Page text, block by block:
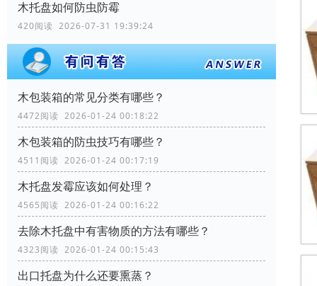
木托盘如何防虫防霉
420阅读 2026-07-31 19:39:24
木包装箱的常见分类有哪些？
4472阅读 2026-01-24 00:18:22
木包装箱的防虫技巧有哪些？
4511阅读 2026-01-24 00:17:19
木托盘发霉应该如何处理？
4565阅读 2026-01-24 00:16:22
去除木托盘中有害物质的方法有哪些？
4323阅读 2026-01-24 00:15:43
出口托盘为什么还要熏蒸？